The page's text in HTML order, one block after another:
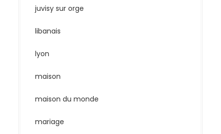
juvisy sur orge
libanais
lyon
maison
maison du monde
mariage